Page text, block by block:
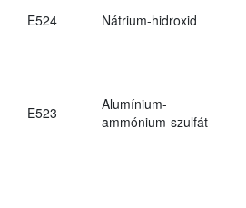
E524 Nátrium-hidroxid
E523
Alumínium-
ammónium-szulfát